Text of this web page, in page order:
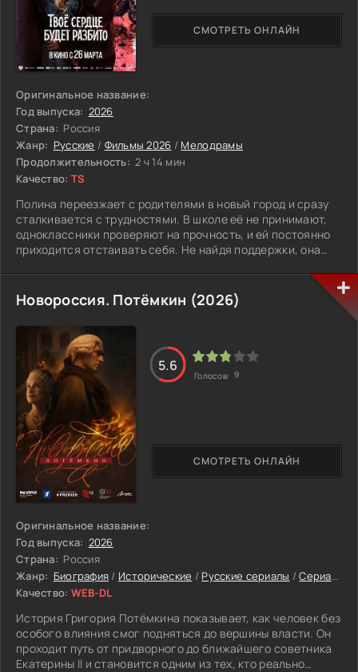
Оригинальное название:
Год выпуска: 2026
Страна: Россия
Жанр: Русские / Фильмы 2026 / Мелодрамы
Продолжительность: 2 ч 14 мин
Качество: TS
Полина переезжает с родителями в новый город и сразу
сталкивается с трудностями. В школе её не принимают,
одноклассники проверяют на прочность, и ей постоянно
приходится отстаивать себя. Не найдя поддержки, она
прозвищу Барс. У них простое правило: помогать друг
другу, если ситуация выходит из-под контроля. Чтобы
избежать лишних проблем, они делают вид, что
встречаются. Это помогает отвести внимание и немного
упростить жизнь. Но со временем игра перестаёт быть
игрой. Чувства становятся настоящими, и теперь им
нужно решить, готовы ли они защищать это, несмотря ни
на что.
СМОТРЕТЬ ОНЛАЙН
Новороссия. Потёмкин (2026)
Оригинальное название:
Год выпуска: 2026
Страна: Россия
Жанр: Биография / Исторические / Русские сериалы /Сериалы 2026
Качество: WEB-DL
История Григория Потёмкина показывает, как человек без
особого влияния смог подняться до вершины власти. Он
проходит путь от придворного до ближайшего советника
Екатерины II и становится одним из тех, кто реально
СМОТРЕТЬ ОНЛАЙН
5.6
Голосов: 9